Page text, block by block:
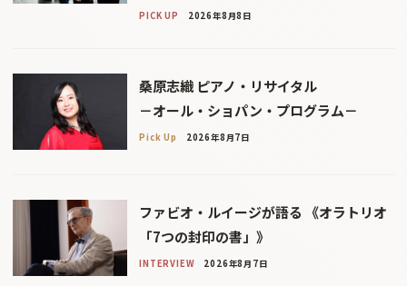
PICK UP 2026年8月8日
桑原志織 ピアノ・リサイタル
－オール・ショパン・プログラム－
Pick Up 2026年8月7日
ファビオ・ルイージが語る 《オラトリオ
「7つの封印の書」》
INTERVIEW 2026年8月7日